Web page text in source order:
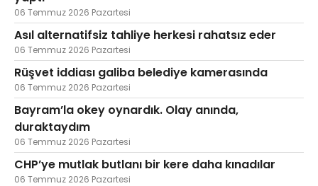
06 Temmuz 2026 Pazartesi
Asıl alternatifsiz tahliye herkesi rahatsız eder
06 Temmuz 2026 Pazartesi
Rüşvet iddiası galiba belediye kamerasında
06 Temmuz 2026 Pazartesi
Bayram’la okey oynardık. Olay anında,
duraktaydım
06 Temmuz 2026 Pazartesi
CHP’ye mutlak butlanı bir kere daha kınadılar
06 Temmuz 2026 Pazartesi